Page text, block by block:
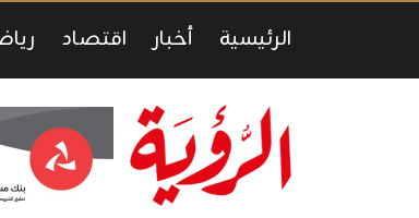
الرئيسية أخبار اقتصاد